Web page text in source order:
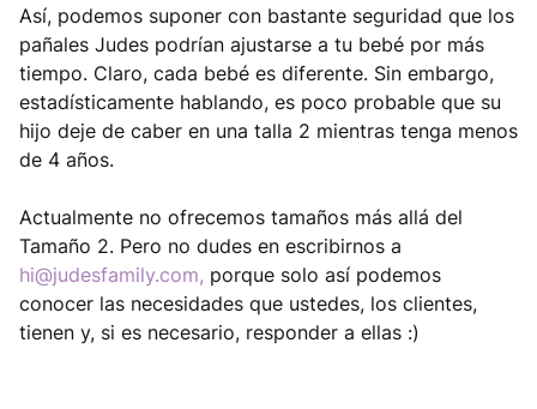
Así, podemos suponer con bastante seguridad que los
pañales Judes podrían ajustarse a tu bebé por más
tiempo. Claro, cada bebé es diferente. Sin embargo,
estadísticamente hablando, es poco probable que su
hijo deje de caber en una talla 2 mientras tenga menos
de 4 años.
Actualmente no ofrecemos tamaños más allá del
Tamaño 2. Pero no dudes en escribirnos a
hi@judesfamily.com, porque solo así podemos
conocer las necesidades que ustedes, los clientes,
tienen y, si es necesario, responder a ellas :)